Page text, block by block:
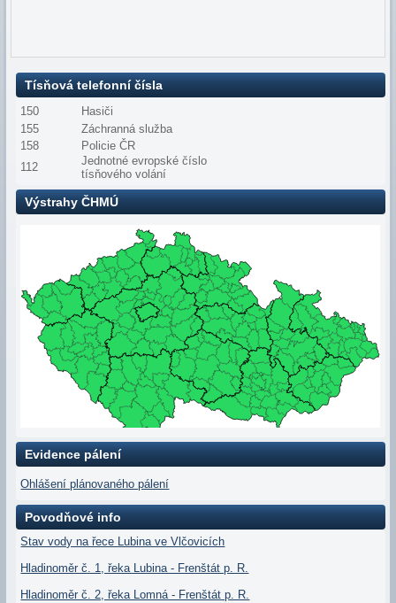
Tísňová telefonní čísla
150
Hasiči
155
Záchranná služba
158
Policie ČR
112
Jednotné evropské číslo
tísňového volání
Výstrahy ČHMÚ
Evidence pálení
Ohlášení plánovaného pálení
Povodňové info
Stav vody na řece Lubina ve Vlčovicích
Hladinoměr č. 1, řeka Lubina - Frenštát p. R.
Hladinoměr č. 2, řeka Lomná - Frenštát p. R.